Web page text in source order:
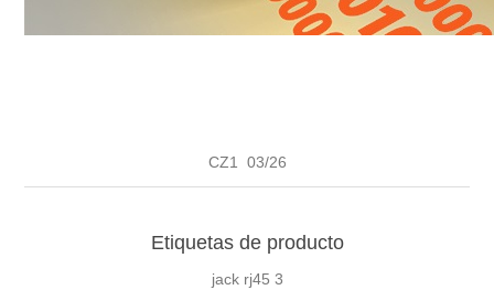
CZ1 03/26
Etiquetas de producto
jack rj45 3